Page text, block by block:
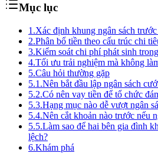
Mục lục
1.Xác định khung ngân sách
2.Phân bổ tiền theo cấu trúc chi
3.Kiểm soát chi phí phát sinh
4.Tối ưu trải nghiệm mà không
5.Câu hỏi thường gặp
5.1.Nên bắt đầu lập ngân sách
5.2.Có nên vay tiền để tổ chức
5.3.Hạng mục nào dễ vượt ngân
5.4.Nên cắt khoản nào trước nếu
5.5.Làm sao để hai bên gia đình
lệch?
6.Khám phá